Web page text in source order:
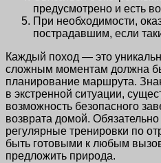
предусмотрено и есть
При необходимости,
пострадавшим, если
Каждый поход — это
сложным моментам должна
планирование маршрута.
в экстренной ситуации,
возможность безопасного
возврата домой. Обязательно
регулярные тренировки по
быть готовыми к любым
предложить природа.